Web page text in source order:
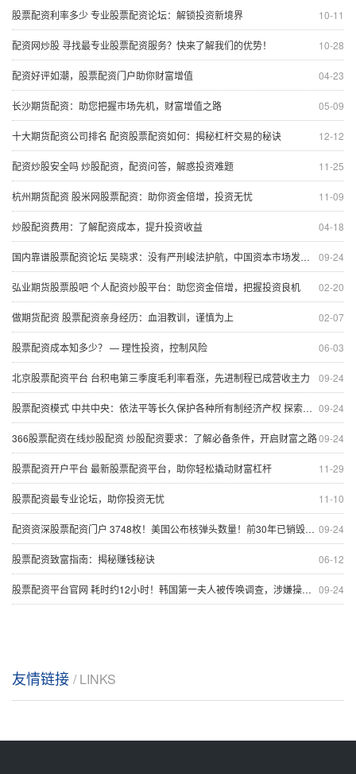
10-11
股票配资利率多少 专业股票配资论坛：解锁投资新境界
10-28
配资网炒股 寻找最专业股票配资服务？快来了解我们的优势！
04-23
配资好评如潮，股票配资门户助你财富增值
05-09
长沙期货配资：助您把握市场先机，财富增值之路
12-12
十大期货配资公司排名 配资股票配资如何：揭秘杠杆交易的秘诀
11-25
配资炒股安全吗 炒股配资，配资问答，解惑投资难题
11-09
杭州期货配资 股米网股票配资：助你资金倍增，投资无忧
04-18
炒股配资费用：了解配资成本，提升投资收益
09-24
国内靠谱股票配资论坛 吴晓求：没有严刑峻法护航，中国资本市场发展很难成功
02-20
弘业期货股票股吧 个人配资炒股平台：助您资金倍增，把握投资良机
02-07
做期货配资 股票配资亲身经历：血泪教训，谨慎为上
06-03
股票配资成本知多少？ — 理性投资，控制风险
09-24
北京股票配资平台 台积电第三季度毛利率看涨，先进制程已成营收主力
09-24
股票配资模式 中共中央：依法平等长久保护各种所有制经济产权 探索建立个人破产制度
09-24
366股票配资在线炒股配资 炒股配资要求：了解必备条件，开启财富之路
11-29
股票配资开户平台 最新股票配资平台，助你轻松撬动财富杠杆
11-10
股票配资最专业论坛，助你投资无忧
09-24
配资资深股票配资门户 3748枚！美国公布核弹头数量！前30年已销毁1.2万枚
06-12
股票配资致富指南：揭秘赚钱秘诀
09-24
股票配资平台官网 耗时约12小时！韩国第一夫人被传唤调查，涉嫌操纵股价和收受名牌包，尹锡悦曾称：这是“政治阴谋”
友情链接 / LINKS